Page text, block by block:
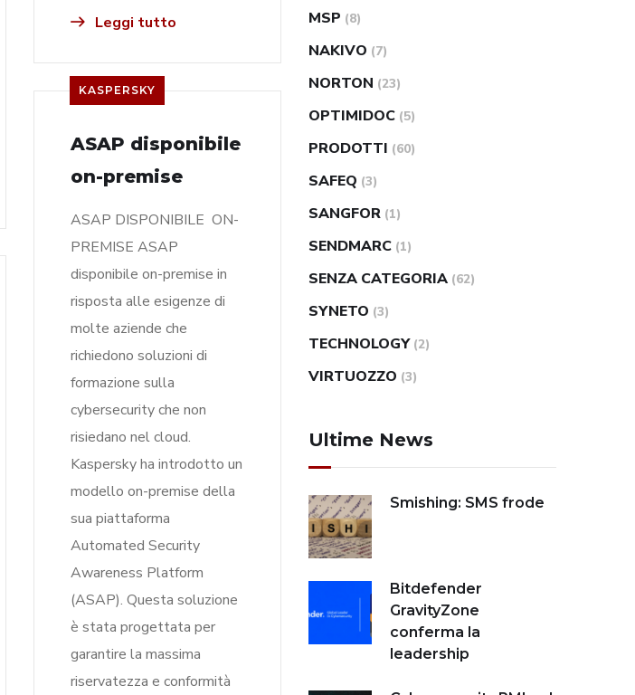
Leggi tutto
KASPERSKY
ASAP disponibile
on-premise
ASAP DISPONIBILE ON-
PREMISE ASAP
disponibile on-premise in
risposta alle esigenze di
molte aziende che
richiedono soluzioni di
formazione sulla
cybersecurity che non
risiedano nel cloud.
Kaspersky ha introdotto un
modello on-premise della
sua piattaforma
Automated Security
Awareness Platform
(ASAP). Questa soluzione
è stata progettata per
garantire la massima
riservatezza e conformità
MSP (8)
NAKIVO (7)
NORTON (23)
OPTIMIDOC (5)
PRODOTTI (60)
SAFEQ (3)
SANGFOR (1)
SENDMARC (1)
SENZA CATEGORIA (62)
SYNETO (3)
TECHNOLOGY (2)
VIRTUOZZO (3)
Ultime News
Smishing: SMS frode
Bitdefender
GravityZone
conferma la
leadership